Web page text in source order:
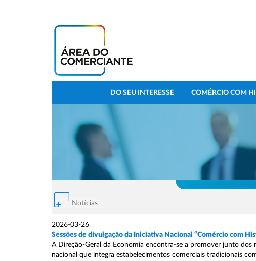
DO SEU INTERESSE COMÉRCIO COM
Notícias
2026-03-26
Sessões de divulgação da Iniciativa Nacional “Comércio com
A Direção-Geral da Economia encontra-se a promover junto
nacional que integra estabelecimentos comerciais tradicionais